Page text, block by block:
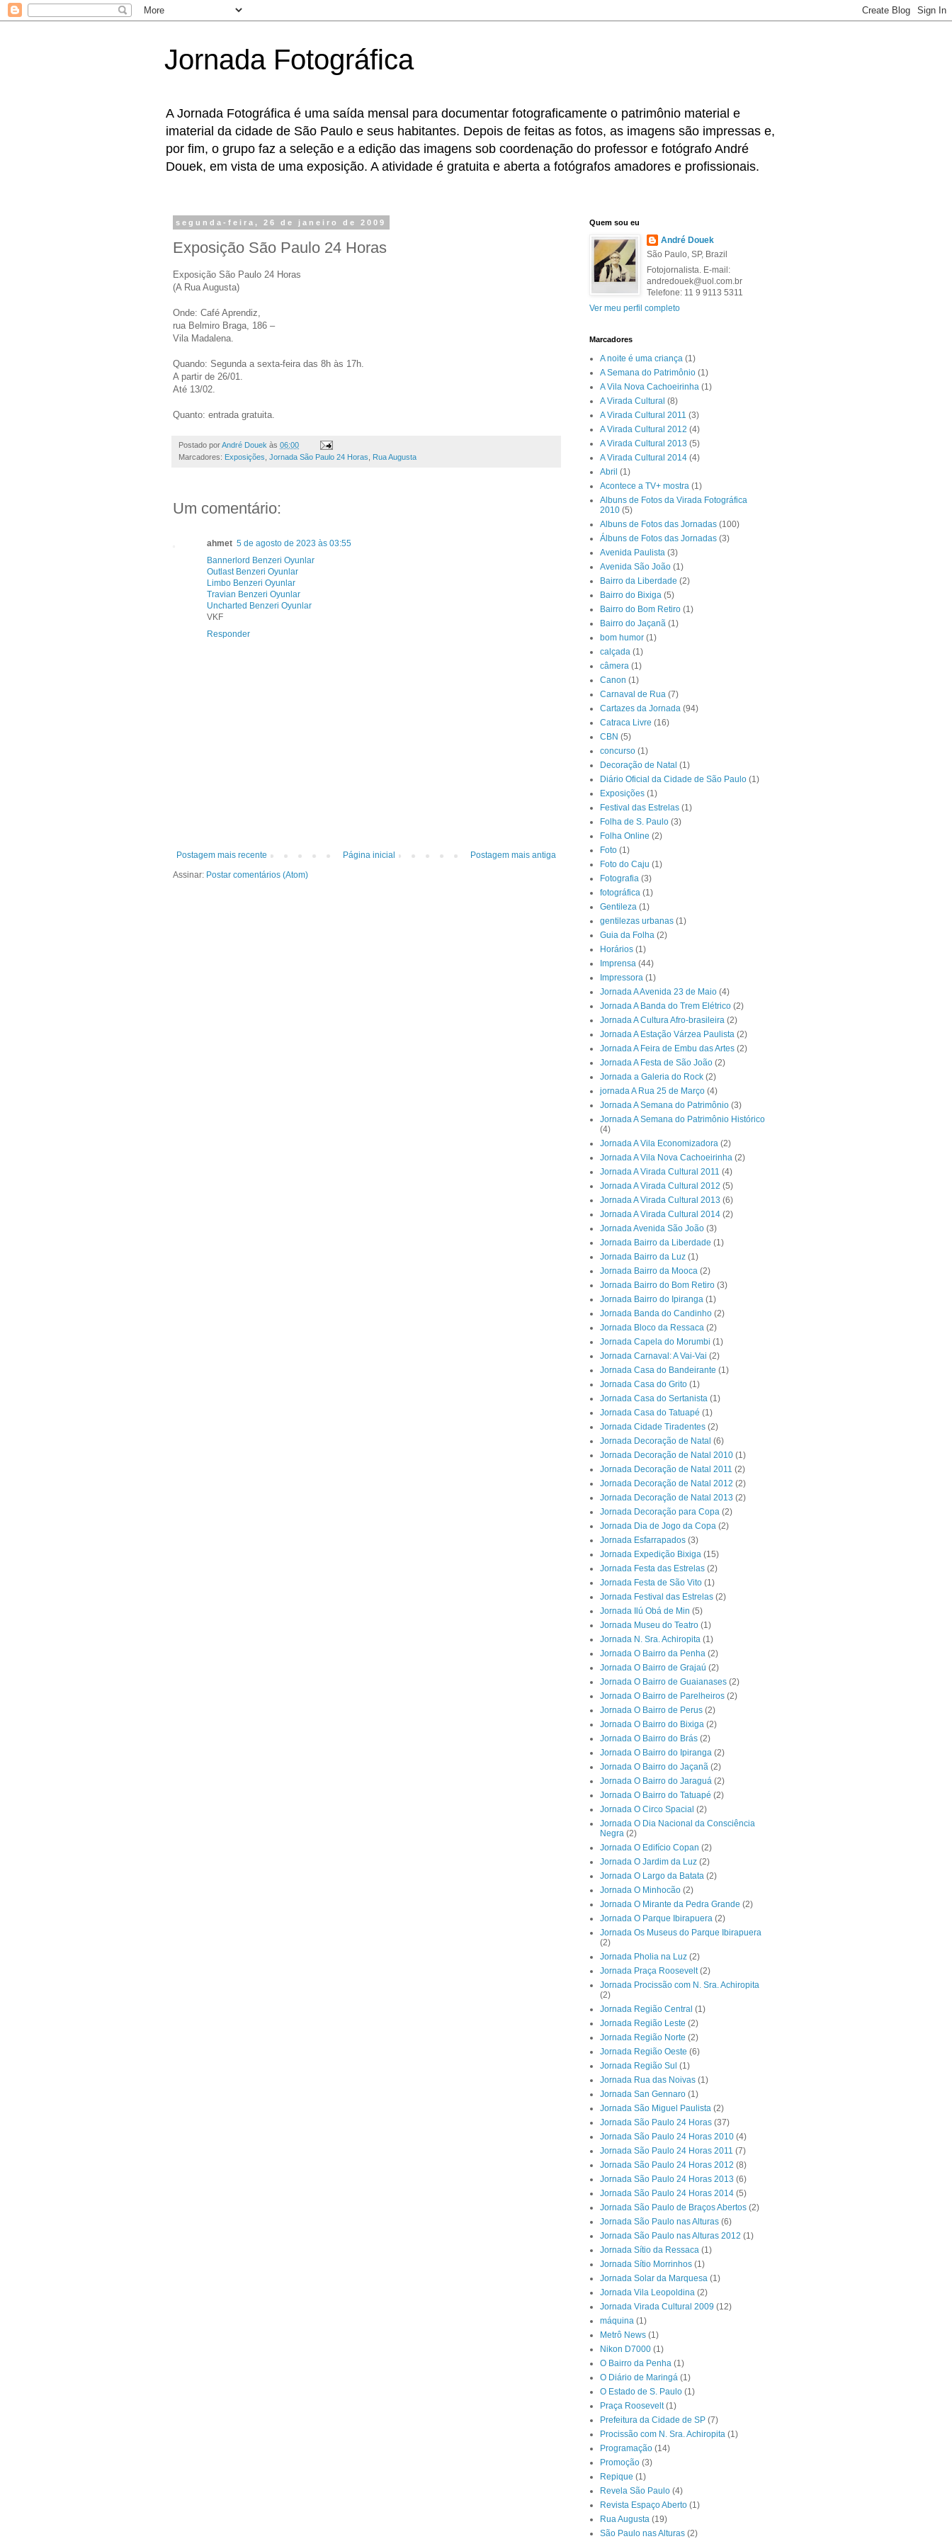
Jornada Fotográfica
A Jornada Fotográfica é uma saída mensal para documentar fotograficamente o patrimônio material e
imaterial da cidade de São Paulo e seus habitantes. Depois de feitas as fotos, as imagens são impressas e,
por fim, o grupo faz a seleção e a edição das imagens sob coordenação do professor e fotógrafo André
Douek, em vista de uma exposição. A atividade é gratuita e aberta a fotógrafos amadores e profissionais.
segunda-feira, 26 de janeiro de 2009
Exposição São Paulo 24 Horas
Exposição São Paulo 24 Horas
(A Rua Augusta)
Onde: Café Aprendiz,
rua Belmiro Braga, 186 –
Vila Madalena.
Quando: Segunda a sexta-feira das 8h às 17h.
A partir de 26/01.
Até 13/02.
Quanto: entrada gratuita.
Postado porAndré Douek às 06:00
Marcadores: Exposições Jornada São Paulo 24 Horas Rua Augusta
Um comentário:
ahmet 5 de agosto de 2023 às 03:55
Bannerlord Benzeri Oyunlar
Outlast Benzeri Oyunlar
Limbo Benzeri Oyunlar
Travian Benzeri Oyunlar
Uncharted Benzeri Oyunlar
VKF
Responder
Postagem mais recente Postagem mais antiga
Página inicial
Assinar: Postar comentários (Atom)
Quem sou eu
André Douek
São Paulo, SP, Brazil
Fotojornalista. E-mail:
andredouek@uol.com.br
Telefone: 11 9 9113 5311
Ver meu perfil completo
Marcadores
A noite é uma criança (1)
A Semana do Patrimônio (1)
A Vila Nova Cachoeirinha (1)
A Virada Cultural (8)
A Virada Cultural 2011 (3)
A Virada Cultural 2012 (4)
A Virada Cultural 2013 (5)
A Virada Cultural 2014 (4)
Abril (1)
Acontece a TV+ mostra (1)
Albuns de Fotos da Virada Fotográfica
2010 (5)
Albuns de Fotos das Jornadas (100)
Álbuns de Fotos das Jornadas (3)
Avenida Paulista (3)
Avenida São João (1)
Bairro da Liberdade (2)
Bairro do Bixiga (5)
Bairro do Bom Retiro (1)
Bairro do Jaçanã (1)
bom humor (1)
calçada (1)
câmera (1)
Canon (1)
Carnaval de Rua (7)
Cartazes da Jornada (94)
Catraca Livre (16)
CBN (5)
concurso (1)
Decoração de Natal (1)
Diário Oficial da Cidade de São Paulo (1)
Exposições (1)
Festival das Estrelas (1)
Folha de S. Paulo (3)
Folha Online (2)
Foto (1)
Foto do Caju (1)
Fotografia (3)
fotográfica (1)
Gentileza (1)
gentilezas urbanas (1)
Guia da Folha (2)
Horários (1)
Imprensa (44)
Impressora (1)
Jornada A Avenida 23 de Maio (4)
Jornada A Banda do Trem Elétrico (2)
Jornada A Cultura Afro-brasileira (2)
Jornada A Estação Várzea Paulista (2)
Jornada A Feira de Embu das Artes (2)
Jornada A Festa de São João (2)
Jornada a Galeria do Rock (2)
jornada A Rua 25 de Março (4)
Jornada A Semana do Patrimônio (3)
Jornada A Semana do Patrimônio Histórico
(4)
Jornada A Vila Economizadora (2)
Jornada A Vila Nova Cachoeirinha (2)
Jornada A Virada Cultural 2011 (4)
Jornada A Virada Cultural 2012 (5)
Jornada A Virada Cultural 2013 (6)
Jornada A Virada Cultural 2014 (2)
Jornada Avenida São João (3)
Jornada Bairro da Liberdade (1)
Jornada Bairro da Luz (1)
Jornada Bairro da Mooca (2)
Jornada Bairro do Bom Retiro (3)
Jornada Bairro do Ipiranga (1)
Jornada Banda do Candinho (2)
Jornada Bloco da Ressaca (2)
Jornada Capela do Morumbi (1)
Jornada Carnaval: A Vai-Vai (2)
Jornada Casa do Bandeirante (1)
Jornada Casa do Grito (1)
Jornada Casa do Sertanista (1)
Jornada Casa do Tatuapé (1)
Jornada Cidade Tiradentes (2)
Jornada Decoração de Natal (6)
Jornada Decoração de Natal 2010 (1)
Jornada Decoração de Natal 2011 (2)
Jornada Decoração de Natal 2012 (2)
Jornada Decoração de Natal 2013 (2)
Jornada Decoração para Copa (2)
Jornada Dia de Jogo da Copa (2)
Jornada Esfarrapados (3)
Jornada Expedição Bixiga (15)
Jornada Festa das Estrelas (2)
Jornada Festa de São Vito (1)
Jornada Festival das Estrelas (2)
Jornada Ilú Obá de Min (5)
Jornada Museu do Teatro (1)
Jornada N. Sra. Achiropita (1)
Jornada O Bairro da Penha (2)
Jornada O Bairro de Grajaú (2)
Jornada O Bairro de Guaianases (2)
Jornada O Bairro de Parelheiros (2)
Jornada O Bairro de Perus (2)
Jornada O Bairro do Bixiga (2)
Jornada O Bairro do Brás (2)
Jornada O Bairro do Ipiranga (2)
Jornada O Bairro do Jaçanã (2)
Jornada O Bairro do Jaraguá (2)
Jornada O Bairro do Tatuapé (2)
Jornada O Circo Spacial (2)
Jornada O Dia Nacional da Consciência
Negra (2)
Jornada O Edifício Copan (2)
Jornada O Jardim da Luz (2)
Jornada O Largo da Batata (2)
Jornada O Minhocão (2)
Jornada O Mirante da Pedra Grande (2)
Jornada O Parque Ibirapuera (2)
Jornada Os Museus do Parque Ibirapuera
(2)
Jornada Pholia na Luz (2)
Jornada Praça Roosevelt (2)
Jornada Procissão com N. Sra. Achiropita
(2)
Jornada Região Central (1)
Jornada Região Leste (2)
Jornada Região Norte (2)
Jornada Região Oeste (6)
Jornada Região Sul (1)
Jornada Rua das Noivas (1)
Jornada San Gennaro (1)
Jornada São Miguel Paulista (2)
Jornada São Paulo 24 Horas (37)
Jornada São Paulo 24 Horas 2010 (4)
Jornada São Paulo 24 Horas 2011 (7)
Jornada São Paulo 24 Horas 2012 (8)
Jornada São Paulo 24 Horas 2013 (6)
Jornada São Paulo 24 Horas 2014 (5)
Jornada São Paulo de Braços Abertos (2)
Jornada São Paulo nas Alturas (6)
Jornada São Paulo nas Alturas 2012 (1)
Jornada Sítio da Ressaca (1)
Jornada Sítio Morrinhos (1)
Jornada Solar da Marquesa (1)
Jornada Vila Leopoldina (2)
Jornada Virada Cultural 2009 (12)
máquina (1)
Metrô News (1)
Nikon D7000 (1)
O Bairro da Penha (1)
O Diário de Maringá (1)
O Estado de S. Paulo (1)
Praça Roosevelt (1)
Prefeitura da Cidade de SP (7)
Procissão com N. Sra. Achiropita (1)
Programação (14)
Promoção (3)
Repique (1)
Revela São Paulo (4)
Revista Espaço Aberto (1)
Rua Augusta (19)
São Paulo nas Alturas (2)